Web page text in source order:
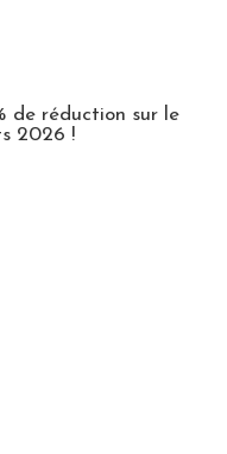
de réduction sur le
2026 !